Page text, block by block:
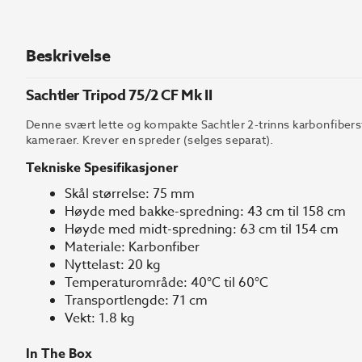
Beskrivelse
Sachtler Tripod 75/2 CF Mk II
Denne svært lette og kompakte Sachtler 2-trinns
kameraer. Krever en spreder (selges separat).
Tekniske Spesifikasjoner
Skål størrelse: 75 mm
Høyde med bakke-spredning: 43 cm til 158 cm
Høyde med midt-spredning: 63 cm til 154 cm
Materiale: Karbonfiber
Nyttelast: 20 kg
Temperaturområde: 40°C til 60°C
Transportlengde: 71 cm
Vekt: 1.8 kg
In The Box